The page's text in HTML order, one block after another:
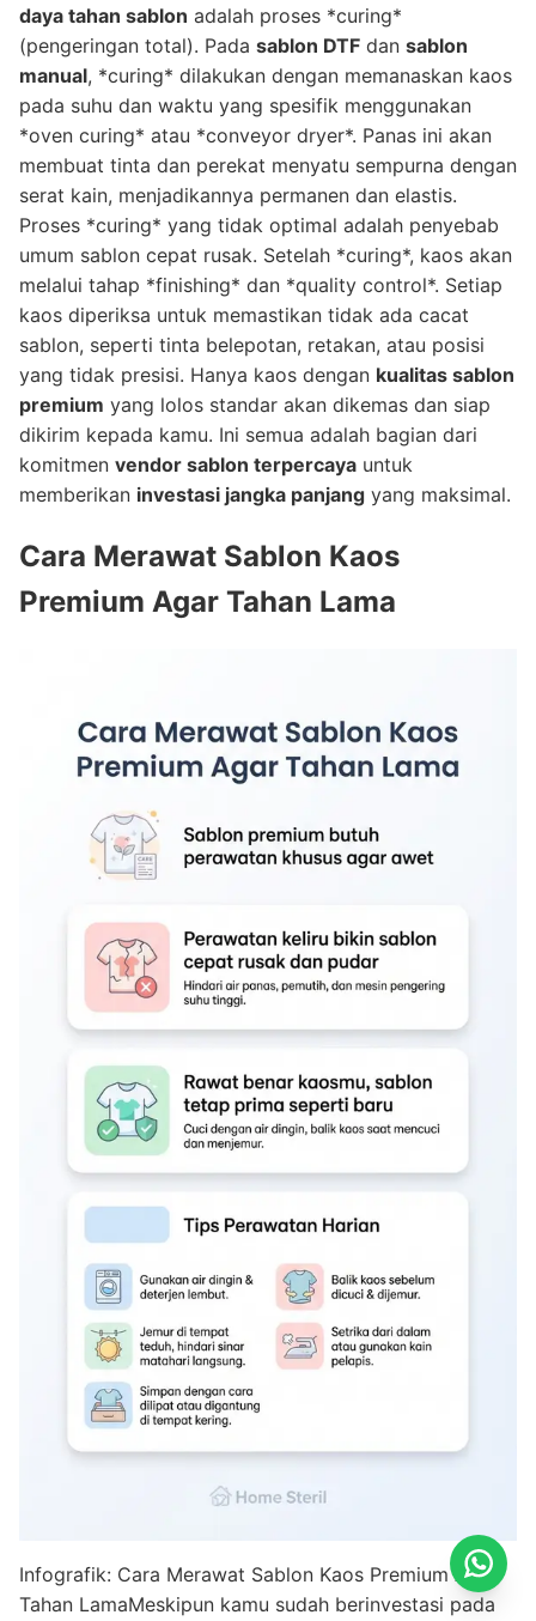
daya tahan sablon adalah proses *curing*
(pengeringan total). Pada sablon DTF dan sablon
manual, *curing* dilakukan dengan memanaskan kaos
pada suhu dan waktu yang spesifik menggunakan
*oven curing* atau *conveyor dryer*. Panas ini akan
membuat tinta dan perekat menyatu sempurna dengan
serat kain, menjadikannya permanen dan elastis.
Proses *curing* yang tidak optimal adalah penyebab
umum sablon cepat rusak. Setelah *curing*, kaos akan
melalui tahap *finishing* dan *quality control*. Setiap
kaos diperiksa untuk memastikan tidak ada cacat
sablon, seperti tinta belepotan, retakan, atau posisi
yang tidak presisi. Hanya kaos dengan kualitas sablon
premium yang lolos standar akan dikemas dan siap
dikirim kepada kamu. Ini semua adalah bagian dari
komitmen vendor sablon terpercaya untuk
memberikan investasi jangka panjang yang maksimal.
Cara Merawat Sablon Kaos
Premium Agar Tahan Lama
Infografik: Cara Merawat Sablon Kaos Premium Agar
Tahan LamaMeskipun kamu sudah berinvestasi pada